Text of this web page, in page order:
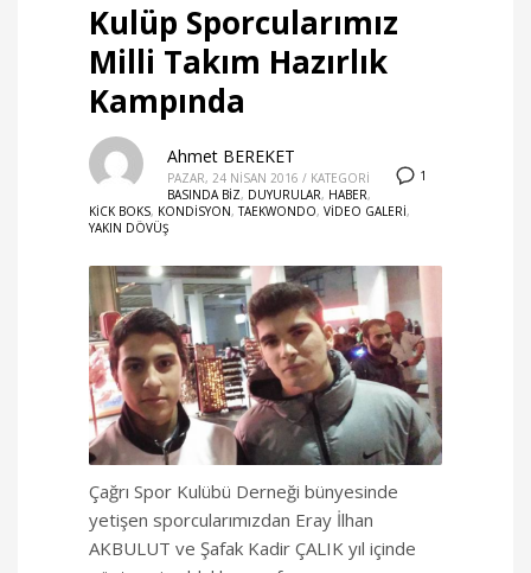
Kulüp Sporcularımız
Milli Takım Hazırlık
Kampında
1
Ahmet BEREKET
PAZAR, 24 NISAN 2016 / KATEGORI
BASINDA BIZ, DUYURULAR, HABER,
KICK BOKS, KONDISYON,TAEKWONDO, VIDEO GALERI,
YAKIN DÖVÜŞ
Çağrı Spor Kulübü Derneği bünyesinde
yetişen sporcularımızdan Eray İlhan
AKBULUT ve Şafak Kadir ÇALIK yıl içinde